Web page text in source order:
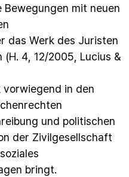
Bewegungen mit neuen
das Werk des Juristen
4, 12/2005, Lucius &
vorwiegend in den
und politischen
der Zivilgesellschaft
bringt.